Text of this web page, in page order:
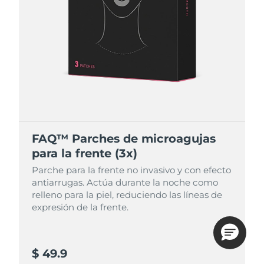
FAQ™ Parches de microagujas
para la frente (3x)
Parche para la frente no invasivo y con efecto
antiarrugas. Actúa durante la noche como
relleno para la piel, reduciendo las líneas de
expresión de la frente.
$ 49.9